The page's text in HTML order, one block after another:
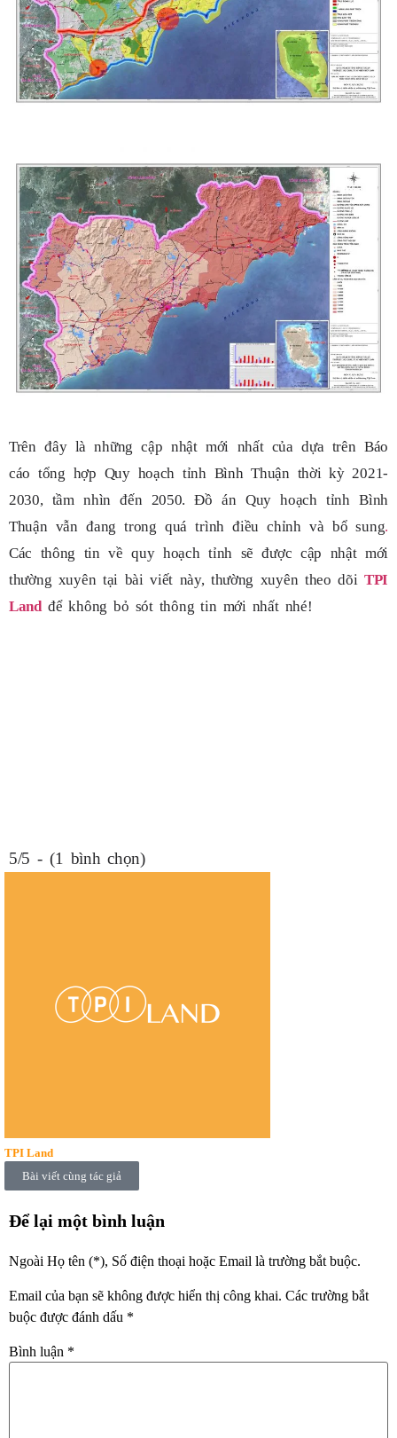
Trên đây là những cập nhật mới nhất của dựa trên Báo
cáo tổng hợp Quy hoạch tỉnh Bình Thuận thời kỳ 2021-
2030, tầm nhìn đến 2050. Đồ án Quy hoạch tỉnh Bình
Thuận vẫn đang trong quá trình điều chỉnh và bổ sung.
Các thông tin về quy hoạch tỉnh sẽ được cập nhật mới
thường xuyên tại bài viết này, thường xuyên theo dõi TPI
Land để không bỏ sót thông tin mới nhất nhé!
5/5 - (1 bình chọn)
TPI Land
Bài viết cùng tác giả
Để lại một bình luận
Ngoài Họ tên (*), Số điện thoại hoặc Email là trường bắt buộc.
Email của bạn sẽ không được hiển thị công khai. Các trường bắt
buộc được đánh dấu *
Bình luận *